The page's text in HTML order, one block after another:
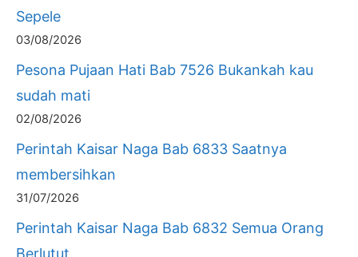
Sepele
03/08/2026
Pesona Pujaan Hati Bab 7526 Bukankah kau
sudah mati
02/08/2026
Perintah Kaisar Naga Bab 6833 Saatnya
membersihkan
31/07/2026
Perintah Kaisar Naga Bab 6832 Semua Orang
Berlutut